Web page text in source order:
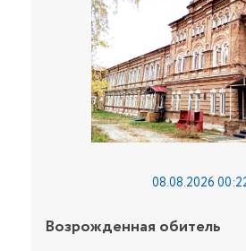
08.08.2026
Возрожденная обитель